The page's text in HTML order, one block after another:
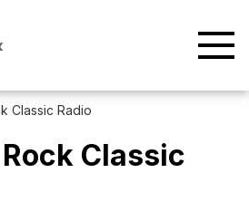
Classic Radio
Classic